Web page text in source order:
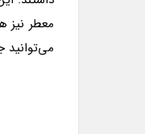
معطر نیز
می‌توانید